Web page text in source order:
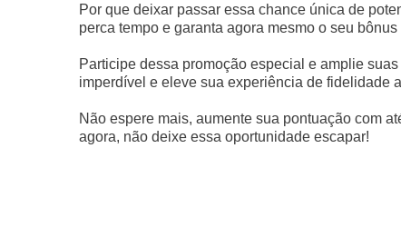
Por que deixar passar essa chance única de
perca tempo e garanta agora mesmo o seu
Participe dessa promoção especial e amplie
imperdível e eleve sua experiência de fidelidade
Não espere mais, aumente sua pontuação com
agora, não deixe essa oportunidade escapar!